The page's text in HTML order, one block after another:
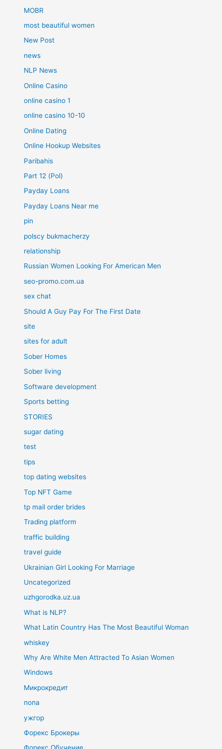
MOBR
most beautiful women
New Post
news
NLP News
Online Casino
online casino 1
online casino 10-10
Online Dating
Online Hookup Websites
Paribahis
Part 12 (Pol)
Payday Loans
Payday Loans Near me
pin
polscy bukmacherzy
relationship
Russian Women Looking For American Men
seo-promo.com.ua
sex chat
Should A Guy Pay For The First Date
site
sites for adult
Sober Homes
Sober living
Software development
Sports betting
STORIES
sugar dating
test
tips
top dating websites
Top NFT Game
tp mail order brides
Trading platform
traffic building
travel guide
Ukrainian Girl Looking For Marriage
Uncategorized
uzhgorodka.uz.ua
What is NLP?
What Latin Country Has The Most Beautiful Woman
whiskey
Why Are White Men Attracted To Asian Women
Windows
Микрокредит
попа
ужгор
Форекс Брокеры